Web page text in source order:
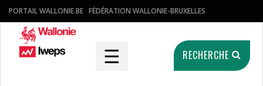
PORTAIL WALLONIE.BE FÉDÉRATION WALLONIE-BRUXELLES
☰ RECHERCHE